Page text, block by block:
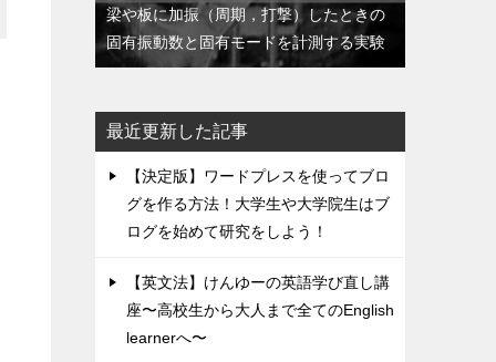
梁や板に加振（周期，打撃）したときの
固有振動数と固有モードを計測する実験
最近更新した記事
【決定版】ワードプレスを使ってブロ
グを作る方法！大学生や大学院生はブ
ログを始めて研究をしよう！
【英文法】けんゆーの英語学び直し講
座〜高校生から大人まで全てのEnglish
learnerへ〜